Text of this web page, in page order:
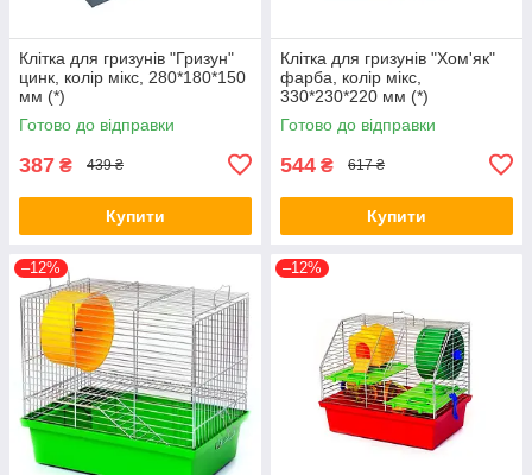
Клітка для гризунів "Гризун"
цинк, колір мікс, 280*180*150
мм (*)
Готово до відправки
387 ₴ 439 ₴
Купити
Клітка для гризунів "Хом'як"
фарба, колір мікс,
330*230*220 мм (*)
Готово до відправки
544 ₴ 617 ₴
Купити
–12% –12%